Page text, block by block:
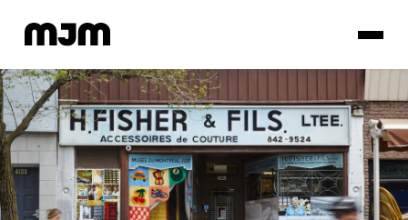
Homepage